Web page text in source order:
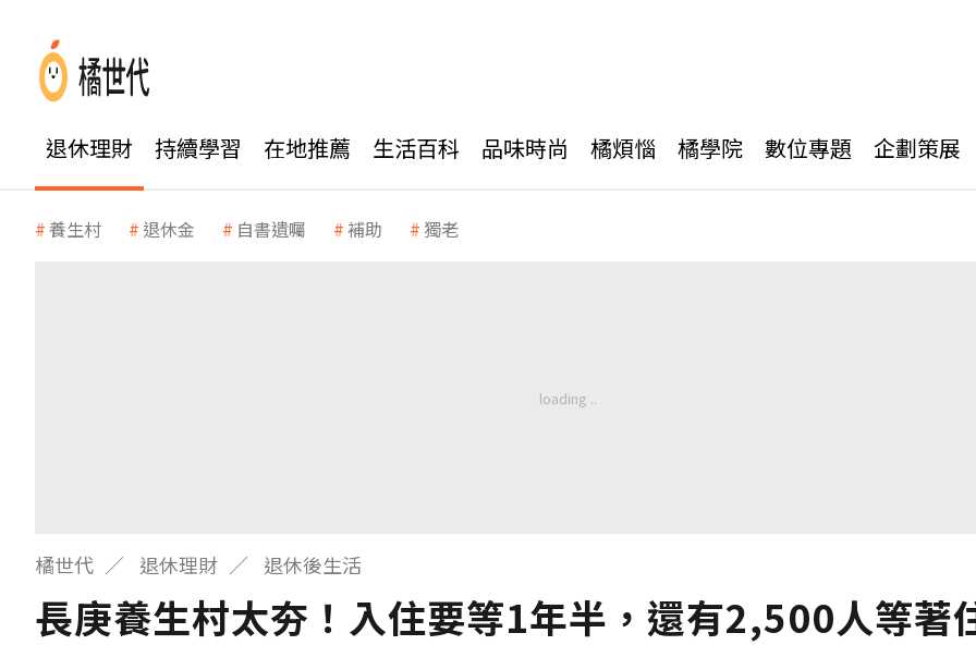
退休理財 持續學習 在地推薦 生活百科 品味時尚 橘煩惱 橘學院 數位專題 企劃策展
養生村 退休金 自書遺囑 補助 獨老
橘世代 退休理財 退休後生活
長庚養生村太夯！入住要等1年半，還有2,500人等著